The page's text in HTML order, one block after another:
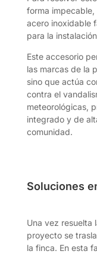
forma impecable,
acero inoxidable
para la
Este accesorio
las marcas de la
sino que actúa
contra el
meteorológicas,
integrado y de
comunidad.
Soluciones
Una vez resuelta
proyecto se
la finca. En esta